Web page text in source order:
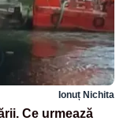
Ionuț Nichita
Ce urmează